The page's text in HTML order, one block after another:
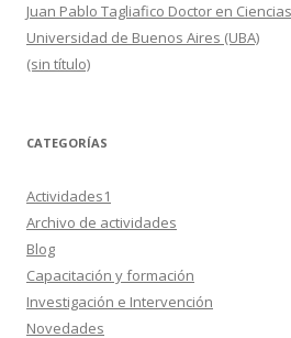
Juan Pablo Tagliafico Doctor en
Universidad de Buenos Aires (UBA)
(sin título)
CATEGORÍAS
Actividades1
Archivo de actividades
Blog
Capacitación y formación
Investigación e Intervención
Novedades